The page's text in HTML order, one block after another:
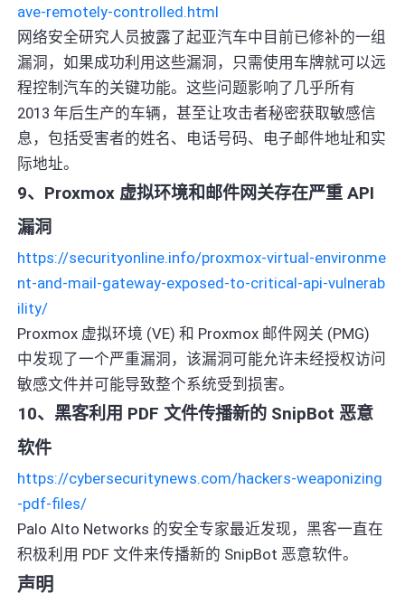
ave-remotely-controlled.html
网络安全研究人员披露了起亚汽车中目前已修补的一组
漏洞，如果成功利用这些漏洞，只需使用车牌就可以远
程控制汽车的关键功能。这些问题影响了几乎所有
2013 年后生产的车辆，甚至让攻击者秘密获取敏感信
息，包括受害者的姓名、电话号码、电子邮件地址和实
际地址。
9、Proxmox 虚拟环境和邮件网关存在严重 API
漏洞
https://securityonline.info/proxmox-virtual-environme
nt-and-mail-gateway-exposed-to-critical-api-vulnerab
ility/
Proxmox 虚拟环境 (VE) 和 Proxmox 邮件网关 (PMG)
中发现了一个严重漏洞，该漏洞可能允许未经授权访问
敏感文件并可能导致整个系统受到损害。
10、黑客利用 PDF 文件传播新的 SnipBot 恶意
软件
https://cybersecuritynews.com/hackers-weaponizing
-pdf-files/
Palo Alto Networks 的安全专家最近发现，黑客一直在
积极利用 PDF 文件来传播新的 SnipBot 恶意软件。
声明